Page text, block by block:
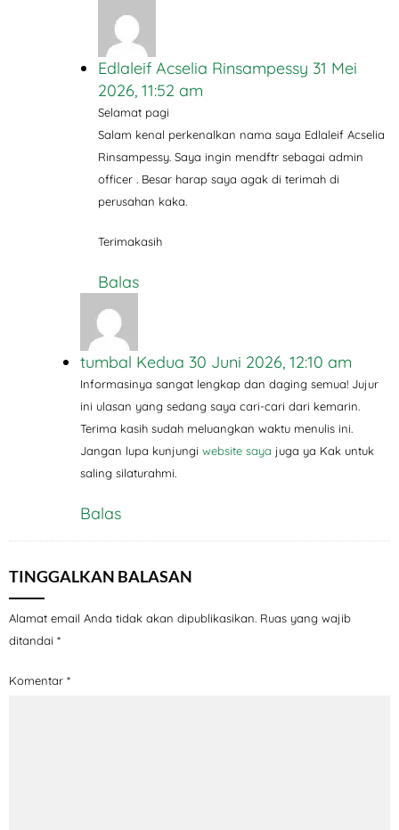
Edlaleif Acselia Rinsampessy 31 Mei
2026, 11:52 am
Selamat pagi
Salam kenal perkenalkan nama saya Edlaleif Acselia
Rinsampessy. Saya ingin mendftr sebagai admin
officer . Besar harap saya agak di terimah di
perusahan kaka.
Terimakasih
Balas
tumbal Kedua 30 Juni 2026, 12:10 am
Informasinya sangat lengkap dan daging semua! Jujur
ini ulasan yang sedang saya cari-cari dari kemarin.
Terima kasih sudah meluangkan waktu menulis ini.
Jangan lupa kunjungi website saya juga ya Kak untuk
saling silaturahmi.
Balas
TINGGALKAN BALASAN
Alamat email Anda tidak akan dipublikasikan. Ruas yang wajib
ditandai *
Komentar *